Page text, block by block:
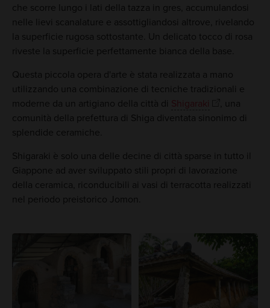
che scorre lungo i lati della tazza in gres, accumulandosi
nelle lievi scanalature e assottigliandosi altrove, rivelando
la superficie rugosa sottostante. Un delicato tocco di rosa
riveste la superficie perfettamente bianca della base.
Questa piccola opera d'arte è stata realizzata a mano
utilizzando una combinazione di tecniche tradizionali e
moderne da un artigiano della città di Shigaraki
, una
comunità della prefettura di Shiga diventata sinonimo di
splendide ceramiche.
Shigaraki è solo una delle decine di città sparse in tutto il
Giappone ad aver sviluppato stili propri di lavorazione
della ceramica, riconducibili ai vasi di terracotta realizzati
nel periodo preistorico Jomon.